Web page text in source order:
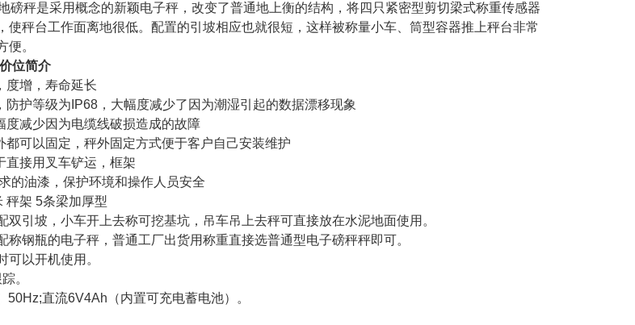
磅秤是采用概念的新颖电子秤，改变了普通地上衡的结构，将四只紧密型剪切梁式称重传感器
使秤台工作面离地很低。配置的引坡相应也就很短，这样被称量小车、筒型容器推上秤台非常
便。
位简介
度增，寿命延长
防护等级为 IP68 ，大幅度减少了因为潮湿引起的数据漂移现象
度减少因为电缆线破损造成的故障
都可以固定，秤外固定方式便于客户自己安装维护
直接用叉车铲运，框架
的油漆，保护环境和操作人员安全
秤架 5条梁加厚型
双引坡，小车开上去称可挖基坑，吊车吊上去秤可直接放在水泥地面使用。
称钢瓶的电子秤，普通工厂出货用称重直接选普通型电子磅秤秤即可。
可以开机使用。
。
50Hz;直流6V4Ah （内置可充电蓄电池）。